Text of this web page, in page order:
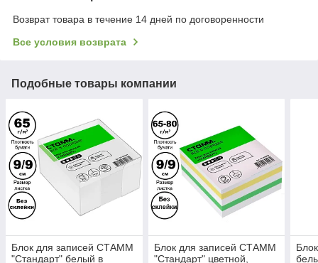
Возврат товара в течение 14 дней по договоренности
Все условия возврата
Подобные товары компании
Блок для записей СТАММ
"Стандарт" белый в
Блок для записей СТАММ
"Стандарт" цветной,